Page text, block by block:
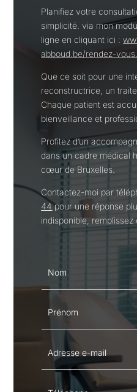
Planifiez votre
simplicité. via mon
ligne en cliquant ici :
abboud.be/rendez-vous.
Que ce soit pour une
reconstructrice, un
Chaque patient est
bienveillance et
Profitez d’un
dans un cadre médical
cœur de Bruxelles.
Contactez-moi par
44pour une réponse
indisponible,